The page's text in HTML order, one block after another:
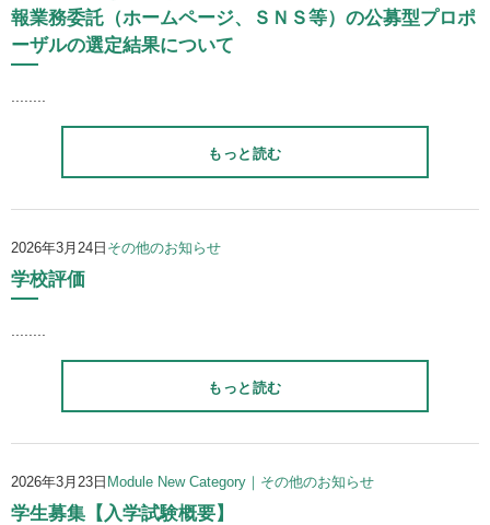
報業務委託（ホームページ、ＳＮＳ等）の公募型プロポ
ーザルの選定結果について
もっと読む
2026年3月24日 その他のお知らせ
学校評価
もっと読む
2026年3月23日 Module New Category｜その他のお知らせ
学生募集【入学試験概要】